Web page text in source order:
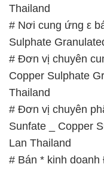
Thailand
# Nơi cung ứng ε
Sulphate
# Đơn vị chuyên
Copper Sulphate
Thailand
# Đơn vị chuyên
Sunfate _ Copper
Lan Thailand
# Bán * kinh